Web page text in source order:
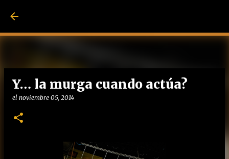
Y… la murga cuando actúa?
el noviembre 05, 2014